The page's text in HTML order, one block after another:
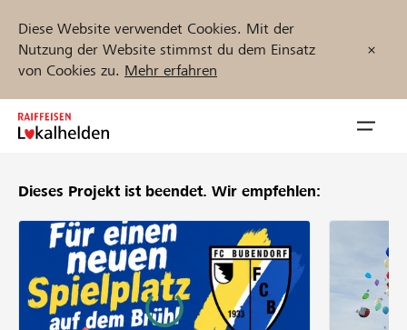
Diese Website verwendet Cookies. Mit der
Nutzung der Website stimmst du dem Einsatz
von Cookies zu. Mehr erfahren
Zum
Inhalt
Projekte und Organisationen finden
Dieses Projekt ist beendet. Wir empfehlen: